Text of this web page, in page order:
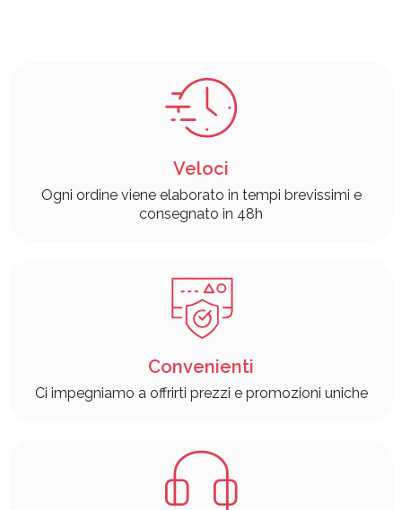
Veloci
Ogni ordine viene elaborato in tempi brevissimi e
consegnato in 48h
Convenienti
Ci impegniamo a offrirti prezzi e promozioni uniche